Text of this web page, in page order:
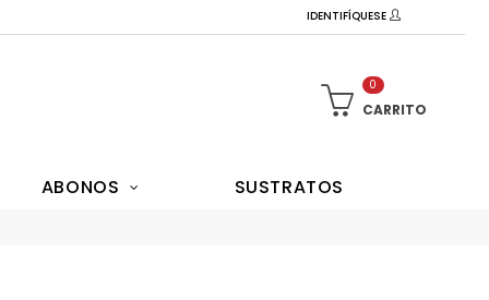
IDENTIFÍQUESE
0
CARRITO
ABONOS SUSTRATOS